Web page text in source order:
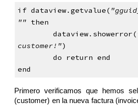
if dataview.getvalue(
"" then
dataview.showerror(
customer!")
do return end
end
Primero verificamos que hemos
(customer) en la nueva factura